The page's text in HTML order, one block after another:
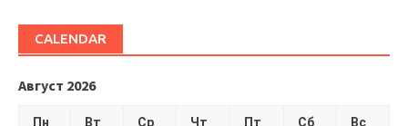
CALENDAR
Август 2026
Пн Вт Ср Чт Пт Сб Вс